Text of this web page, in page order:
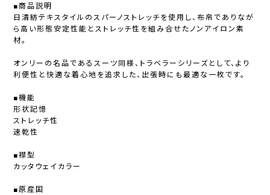
■商品説明
日清紡テキスタイルのスパーノストレッチを使用し、布帛でありなが
ら高い形態安定性能とストレッチ性を組み合せたノンアイロン素
材。
オンリーの名品であるスーツ同様、トラベラーシリーズとして、より
利便性と快適な着心地を追求した、出張時にも最適な一枚です。
■機能
形状記憶
ストレッチ性
速乾性
■襟型
カッタウェイカラー
■原産国